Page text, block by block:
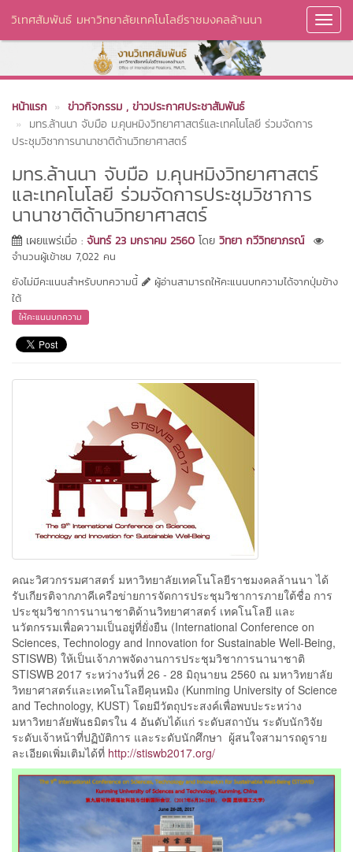
วิเทศสัมพันธ์ มหาวิทยาลัยเทคโนโลยีราชมงคลล้านนา
หน้าแรก ข่าวกิจกรรม , ข่าวประกาศประชาสัมพันธ์
มทร.ล้านนา จับมือ ม.คุนหมิงวิทยาศาสตร์และเทคโนโลยี ร่วมจัดการ
ประชุมวิชาการนานาชาติด้านวิทยาศาสตร์
มทร.ล้านนา จับมือ ม.คุนหมิงวิทยาศาสตร์
และเทคโนโลยี ร่วมจัดการประชุมวิชาการ
นานาชาติด้านวิทยาศาสตร์
เผยแพร่เมื่อ : จันทร์ 23 มกราคม 2560 โดย วิทยา กวีวิทยาภรณ์
จำนวนผู้เข้าชม 7,022 คน
ยังไม่มีคะแนนสำหรับบทความนี้
ผู้อ่านสามารถให้คะแนนบทความได้จากปุ่มข้าง
ใต้
ให้คะแนนบทความ
คณะวิศวกรรมศาสตร์ มหาวิทยาลัยเทคโนโลยีราชมงคลล้านนา ได้
รับเกียรติจากภาคีเครือข่ายการจัดการประชุมวิชาการภายใต้ชื่อ การ
ประชุมวิชาการนานาชาติด้านวิทยาศาสตร์ เทคโนโลยี และ
นวัตกรรมเพื่อความเป็นอยู่ที่ยั่งยืน (International Conference on
Sciences, Technology and Innovation for Sustainable Well-Being,
STISWB) ให้เป็นเจ้าภาพจัดงานการประชุมวิชาการนานาชาติ
STISWB 2017 ระหว่างวันที่ 26 - 28 มิถุนายน 2560 ณ มหาวิทยาลัย
วิทยาศาสตร์และเทคโนโลยีคุนหมิง (Kunming University of Science
and Technology, KUST) โดยมีวัตถุประสงค์เพื่อพบปะระหว่าง
มหาวิทยาลัยพันธมิตรใน 4 อันดับได้แก่ ระดับสถาบัน ระดับนักวิจัย
ระดับเจ้าหน้าที่ปฏิบัติการ และระดับนักศึกษา ผู้สนใจสามารถดูราย
ละเอียดเพิ่มเติมได้ที่ http://stiswb2017.org/